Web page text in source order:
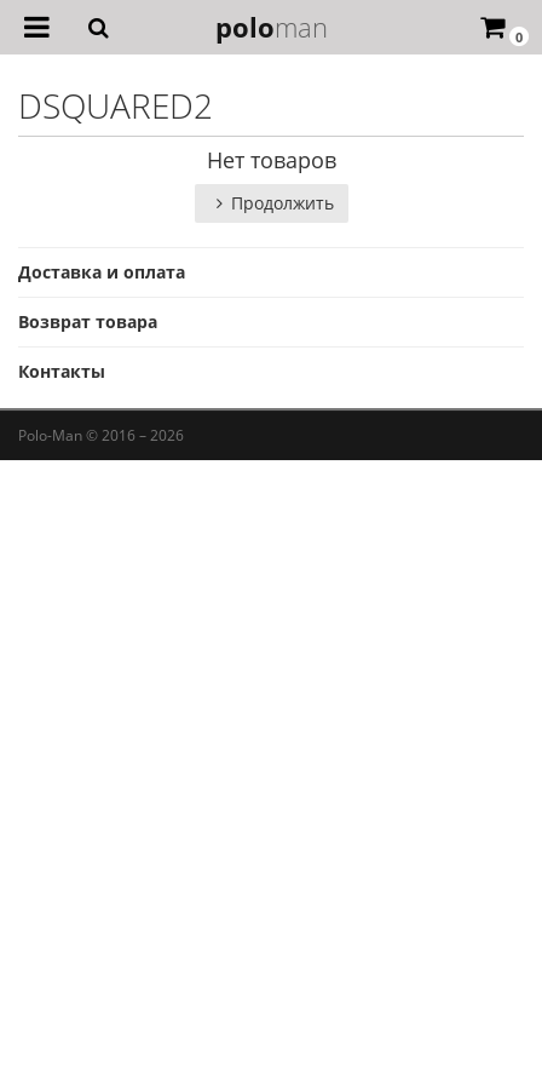
0
poloman
DSQUARED2
Нет товаров
Продолжить
Доставка и оплата
Возврат товара
Контакты
Polo-Man © 2016 – 2026